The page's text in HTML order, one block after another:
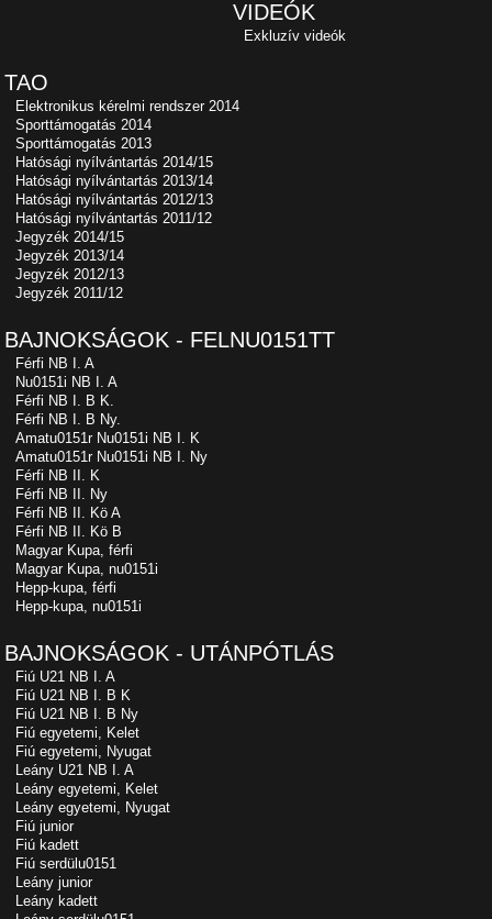
VIDEÓK
Exkluzív videók
TAO
Elektronikus kérelmi rendszer 2014
Sporttámogatás 2014
Sporttámogatás 2013
Hatósági nyílvántartás 2014/15
Hatósági nyílvántartás 2013/14
Hatósági nyílvántartás 2012/13
Hatósági nyílvántartás 2011/12
Jegyzék 2014/15
Jegyzék 2013/14
Jegyzék 2012/13
Jegyzék 2011/12
BAJNOKSÁGOK - FELNU0151TT
Férfi NB I. A
Nu0151i NB I. A
Férfi NB I. B K.
Férfi NB I. B Ny.
Amatu0151r Nu0151i NB I. K
Amatu0151r Nu0151i NB I. Ny
Férfi NB II. K
Férfi NB II. Ny
Férfi NB II. Kö A
Férfi NB II. Kö B
Magyar Kupa, férfi
Magyar Kupa, nu0151i
Hepp-kupa, férfi
Hepp-kupa, nu0151i
BAJNOKSÁGOK - UTÁNPÓTLÁS
Fiú U21 NB I. A
Fiú U21 NB I. B K
Fiú U21 NB I. B Ny
Fiú egyetemi, Kelet
Fiú egyetemi, Nyugat
Leány U21 NB I. A
Leány egyetemi, Kelet
Leány egyetemi, Nyugat
Fiú junior
Fiú kadett
Fiú serdülu0151
Leány junior
Leány kadett